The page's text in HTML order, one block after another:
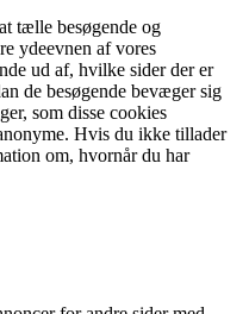
tælle besøgende og
ydeevnen af vores
ud af, hvilke sider der er
de besøgende bevæger sig
som disse cookies
Hvis du ikke tillader
om, hvornår du har